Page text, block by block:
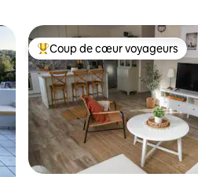
Coups de cœur voyageurs les
Coup de cœur voyageurs